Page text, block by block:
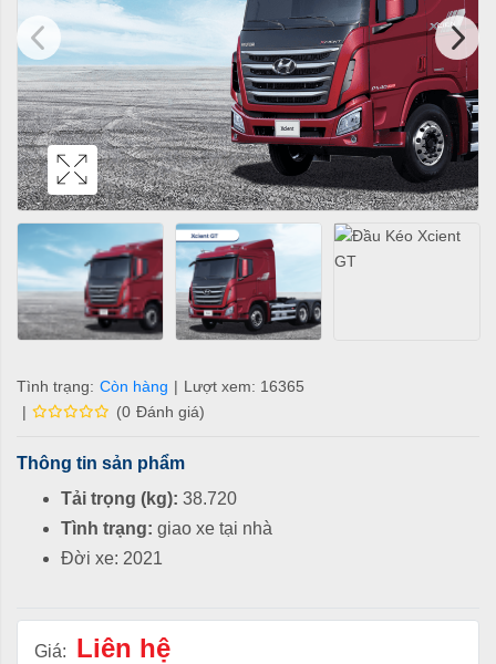
Tình trạng: Còn hàng | Lượt xem: 16365
|
(0 Đánh giá)
Thông tin sản phẩm
Tải trọng (kg): 38.720
Tình trạng: giao xe tại nhà
Đời xe: 2021
Giá: Liên hệ